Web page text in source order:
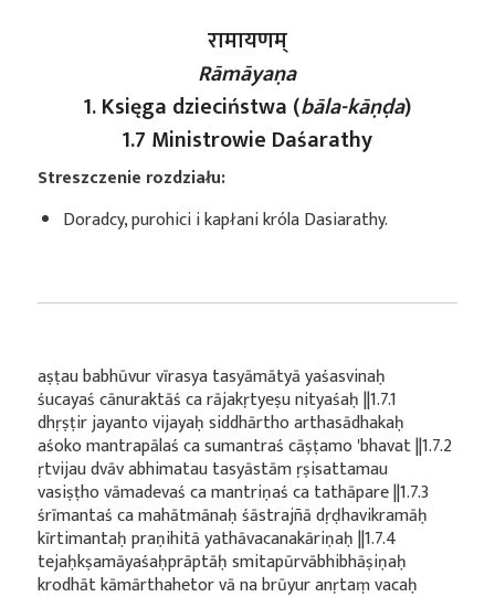
रामायणम्
Rāmāyaṇa
1. Księga dzieciństwa (bāla-kāṇḍa)
1.7 Ministrowie Daśarathy
Streszczenie rozdziału:
Doradcy, purohici i kapłani króla Dasiarathy.
aṣṭau babhūvur vīrasya tasyāmātyā yaśasvinaḥ
śucayaś cānuraktāś ca rājakṛtyeṣu nityaśaḥ ||1.7.1
dhṛṣṭir jayanto vijayaḥ siddhārtho arthasādhakaḥ
aśoko mantrapālaś ca sumantraś cāṣṭamo 'bhavat ||1.7.2
ṛtvijau dvāv abhimatau tasyāstām ṛṣisattamau
vasiṣṭho vāmadevaś ca mantriṇaś ca tathāpare ||1.7.3
śrīmantaś ca mahātmānaḥ śāstrajñā dṛḍhavikramāḥ
kīrtimantaḥ praṇihitā yathāvacanakāriṇaḥ ||1.7.4
tejaḥkṣamāyaśaḥprāptāḥ smitapūrvābhibhāṣiṇaḥ
krodhāt kāmārthahetor vā na brūyur anṛtaṃ vacaḥ